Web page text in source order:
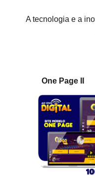
A tecnologia e a
One Page II